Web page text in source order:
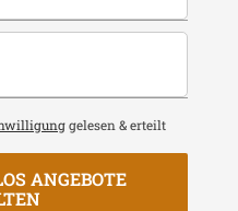
gelesen & erteilt
ANGEBOTE